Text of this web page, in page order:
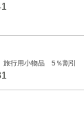
行用小物品 5％割引